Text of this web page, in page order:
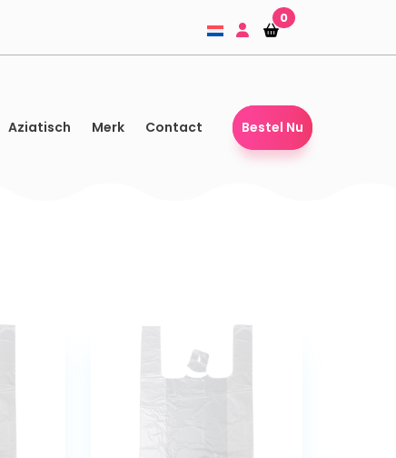
Winkelmandje
Winkelmandje
0
Aziatisch Merk Contact Bestel Nu